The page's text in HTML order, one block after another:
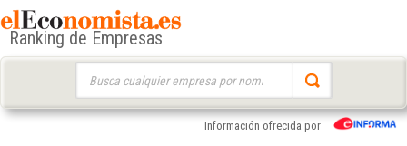
Ranking de Empresas
Información ofrecida por